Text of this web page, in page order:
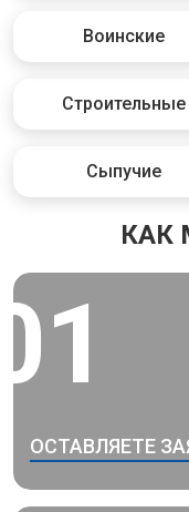
Воинские
Строительные
Сыпучие
КАК
ОСТАВЛЯЕТЕ